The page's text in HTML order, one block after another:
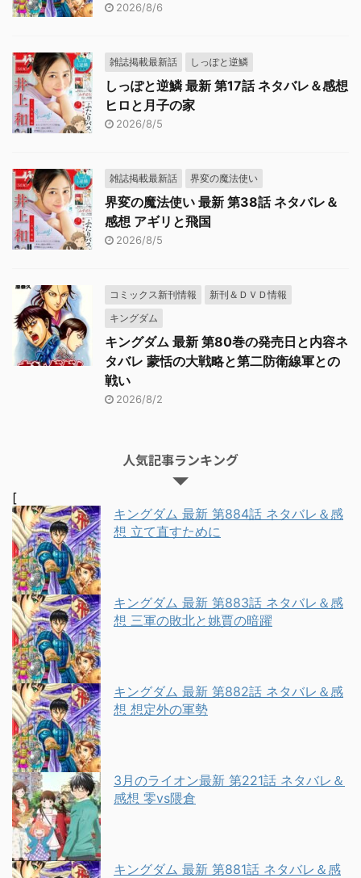
2026/8/6
雑誌掲載最新話 しっぽと逆鱗
しっぽと逆鱗 最新 第17話 ネタバレ＆感想
ヒロと月子の家
2026/8/5
雑誌掲載最新話 界変の魔法使い
界変の魔法使い 最新 第38話 ネタバレ＆
感想 アギリと飛国
2026/8/5
コミックス新刊情報
新刊＆ＤＶＤ情報
キングダム
キングダム 最新 第80巻の発売日と内容ネ
タバレ 蒙恬の大戦略と第二防衛線軍との
戦い
2026/8/2
人気記事ランキング
[
キングダム 最新 第884話 ネタバレ＆感
想 立て直すために
キングダム 最新 第883話 ネタバレ＆感
想 三軍の敗北と姚賈の暗躍
キングダム 最新 第882話 ネタバレ＆感
想 想定外の軍勢
3月のライオン最新 第221話 ネタバレ＆
感想 零vs隈倉
キングダム 最新 第881話 ネタバレ＆感